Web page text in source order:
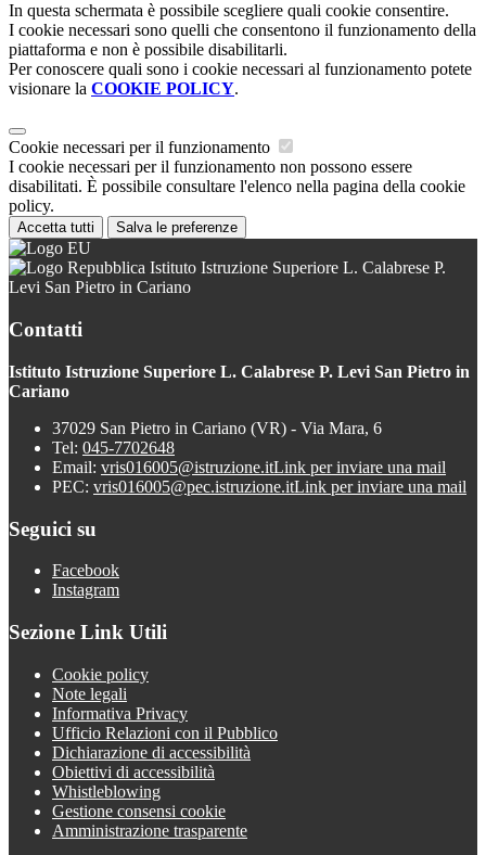
In questa schermata è possibile scegliere quali cookie consentire.
I cookie necessari sono quelli che consentono il funzionamento della
piattaforma e non è possibile disabilitarli.
Per conoscere quali sono i cookie necessari al funzionamento potete
visionare la COOKIE POLICY.
Cookie necessari per il funzionamento
I cookie necessari per il funzionamento non possono essere
disabilitati. È possibile consultare l'elenco nella pagina della cookie
policy.
Accetta tutti Salva le preferenze
Istituto Istruzione Superiore L. Calabrese P.
Levi San Pietro in Cariano
Contatti
Istituto Istruzione Superiore L. Calabrese P. Levi San Pietro in
Cariano
37029 San Pietro in Cariano (VR) - Via Mara, 6
Tel: 045-7702648
Email: vris016005@istruzione.itLink per inviare una mail
PEC: vris016005@pec.istruzione.itLink per inviare una mail
Seguici su
Facebook
Instagram
Sezione Link Utili
Cookie policy
Note legali
Informativa Privacy
Ufficio Relazioni con il Pubblico
Dichiarazione di accessibilità
Obiettivi di accessibilità
Whistleblowing
Gestione consensi cookie
Amministrazione trasparente